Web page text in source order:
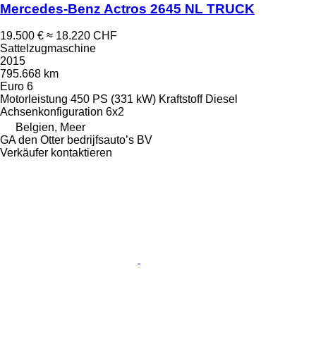
Mercedes-Benz Actros 2645 NL TRUCK
19.500 € ≈ 18.220 CHF
Sattelzugmaschine
2015
795.668 km
Euro 6
Motorleistung 450 PS (331 kW) Kraftstoff Diesel
Achsenkonfiguration 6x2
Belgien, Meer
GA den Otter bedrijfsauto’s BV
Verkäufer kontaktieren